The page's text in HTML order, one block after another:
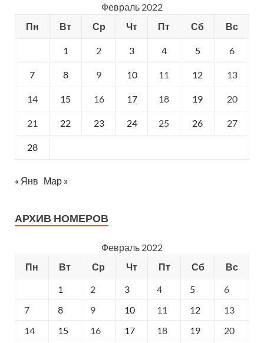
Февраль 2022
Пн
Вт Ср Чт Пт Сб Вс
1 2 3 4 5 6
7 8 9 10 11 12 13
14 15 16 17 18 19 20
21 22 23 24 25 26 27
28
« Янв Мар »
АРХИВ НОМЕРОВ
Февраль 2022
Пн
Вт Ср Чт Пт Сб
Вс
1
2 3 4 5
6
7
8 9 10 11 12
13
14
15 16 17 18 19
20